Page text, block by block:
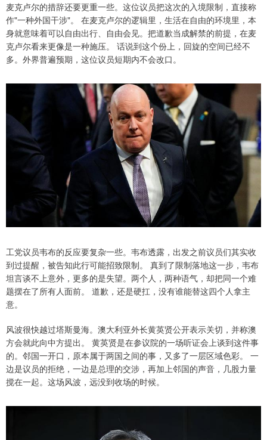
麦克卢尔的措辞还要更重一些。这位议员把这次的入境限制，直接称
作"一种外国干涉"。 在麦克卢尔的逻辑里，生活在自由的环境里，本
身就意味着可以自由出行、自由会见。把道歉当成解禁的前提，在麦
克卢尔看来更像是一种施压。 话说到这个份上，回旋的空间已经不
多。外界普遍预期，这位议员短期内不会改口。
工党议员韦布的反应要复杂一些。韦布透露，出发之前议员们其实收
到过提醒，被告知此行可能招致限制。 真到了限制落地这一步，韦布
坦言谈不上意外，更多的是失望。两个人，两种语气，却把同一个难
题摆在了所有人面前。 道歉，还是硬扛，没有谁能替这四个人拿主
意。
风波很快越过塔斯曼海。澳大利亚外长黄英贤公开表示关切，并称澳
方会就此向中方提出。 黄英贤是在参议院的一场听证会上谈到这件事
的。邻国一开口，原本属于两国之间的事，又多了一层区域色彩。 一
边是议员的拒绝，一边是总理的交涉，再加上邻国的声音，几股力量
搅在一起。这场风波，远没到收场的时候。